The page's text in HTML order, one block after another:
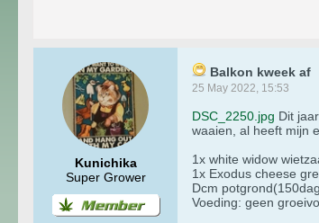
Kunichika
Super Grower
Balkon kweek af
25 May 2022, 15:53
DSC_2250.jpg Dit
waaien, al heeft mijn
1x white widow
1x Exodus cheese
Dcm
Voeding: geen